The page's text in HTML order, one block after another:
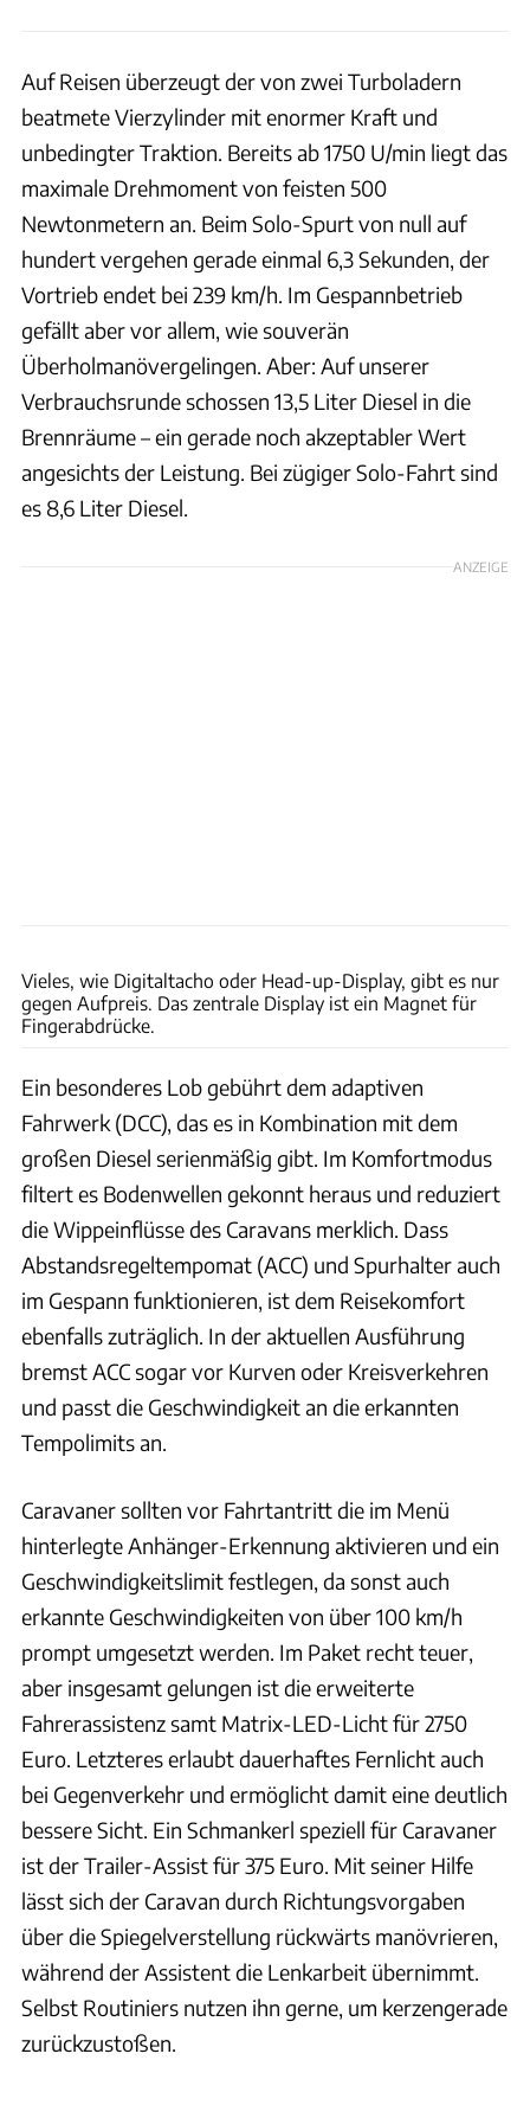
Auf Reisen überzeugt der von zwei Turboladern
beatmete Vierzylinder mit enormer Kraft und
unbedingter Traktion. Bereits ab 1750 U/min liegt das
maximale Drehmoment von feisten 500
Newtonmetern an. Beim Solo-Spurt von null auf
hundert vergehen gerade einmal 6,3 Sekunden, der
Vortrieb endet bei 239 km/h. Im Gespannbetrieb
gefällt aber vor allem, wie souverän
Überholmanövergelingen. Aber: Auf unserer
Verbrauchsrunde schossen 13,5 Liter Diesel in die
Brennräume – ein gerade noch akzeptabler Wert
angesichts der Leistung. Bei zügiger Solo-Fahrt sind
es 8,6 Liter Diesel.
ANZEIGE
Vieles, wie Digitaltacho oder Head-up-Display, gibt es nur
gegen Aufpreis. Das zentrale Display ist ein Magnet für
Fingerabdrücke.
Ein besonderes Lob gebührt dem adaptiven
Fahrwerk (DCC), das es in Kombination mit dem
großen Diesel serienmäßig gibt. Im Komfortmodus
filtert es Bodenwellen gekonnt heraus und reduziert
die Wippeinflüsse des Caravans merklich. Dass
Abstandsregeltempomat (ACC) und Spurhalter auch
im Gespann funktionieren, ist dem Reisekomfort
ebenfalls zuträglich. In der aktuellen Ausführung
bremst ACC sogar vor Kurven oder Kreisverkehren
und passt die Geschwindigkeit an die erkannten
Tempolimits an.
Caravaner sollten vor Fahrtantritt die im Menü
hinterlegte Anhänger-Erkennung aktivieren und ein
Geschwindigkeitslimit festlegen, da sonst auch
erkannte Geschwindigkeiten von über 100 km/h
prompt umgesetzt werden. Im Paket recht teuer,
aber insgesamt gelungen ist die erweiterte
Fahrerassistenz samt Matrix-LED-Licht für 2750
Euro. Letzteres erlaubt dauerhaftes Fernlicht auch
bei Gegenverkehr und ermöglicht damit eine deutlich
bessere Sicht. Ein Schmankerl speziell für Caravaner
ist der Trailer-Assist für 375 Euro. Mit seiner Hilfe
lässt sich der Caravan durch Richtungsvorgaben
über die Spiegelverstellung rückwärts manövrieren,
während der Assistent die Lenkarbeit übernimmt.
Selbst Routiniers nutzen ihn gerne, um kerzengerade
zurückzustoßen.